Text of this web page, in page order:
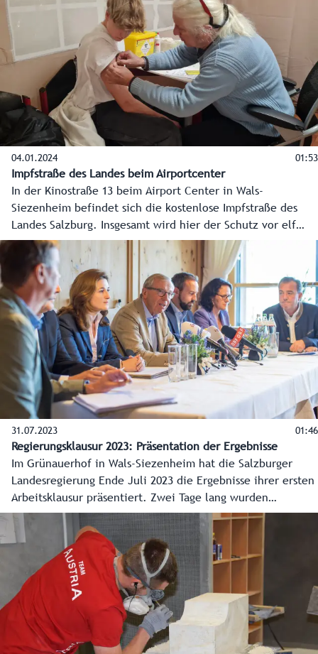
Challenge in der Red Bull Arena gekürt.
04.01.2024 01:53
Impfstraße des Landes beim Airportcenter
In der Kinostraße 13 beim Airport Center in Wals-
Siezenheim befindet sich die kostenlose Impfstraße des
Landes Salzburg. Insgesamt wird hier der Schutz vor elf
Infektionskrankheiten angeboten. Die Terminbuchung ist
bequem online unter www.salzburg.gv.at/impfungen
möglich, hier gibt es auch alle Informationen zu den in
Österreich empfohlenen Impfungen.
31.07.2023 01:46
Regierungsklausur 2023: Präsentation der Ergebnisse
Im Grünauerhof in Wals-Siezenheim hat die Salzburger
Landesregierung Ende Juli 2023 die Ergebnisse ihrer ersten
Arbeitsklausur präsentiert. Zwei Tage lang wurden
gemeinsam konkrete Maßnahmen für die Bereiche Energie,
Wohnen, Arbeitsmarkt sowie Gesundheit und Pflege
erarbeitet.